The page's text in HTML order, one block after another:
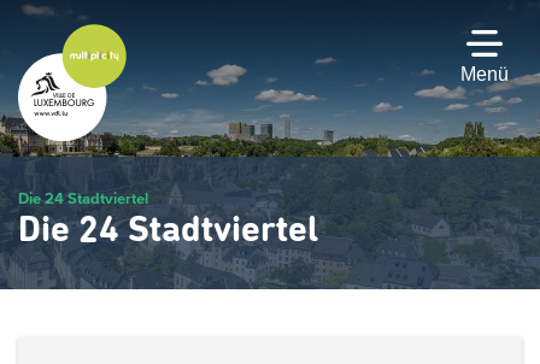
Zum
Hauptinhalt
gehen
Menü
Die 24 Stadtviertel
Die 24 Stadtviertel